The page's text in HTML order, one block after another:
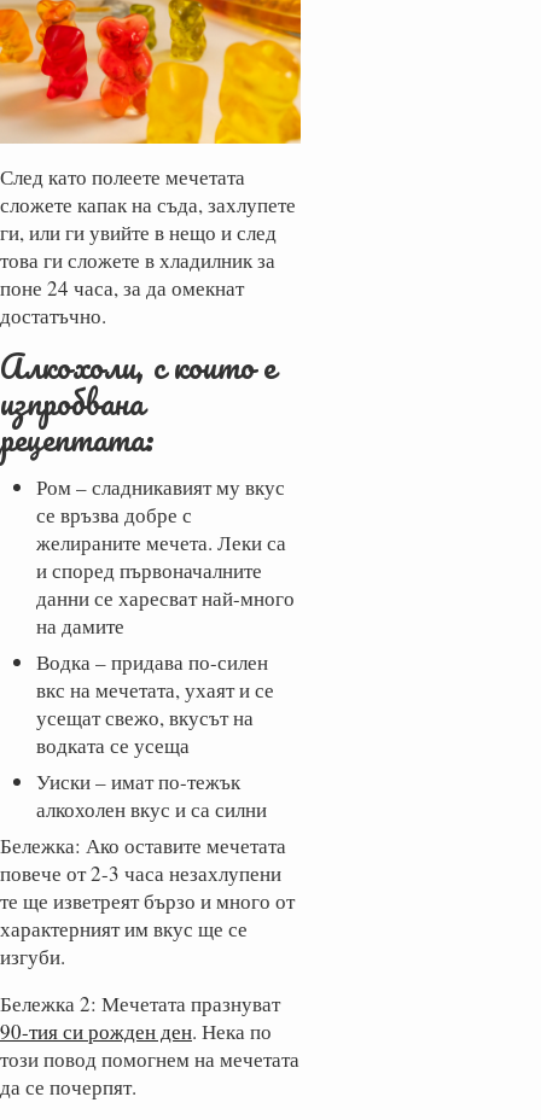
След като полеете мечетата
сложете капак на съда, захлупете
ги, или ги увийте в нещо и след
това ги сложете в хладилник за
поне 24 часа, за да омекнат
достатъчно.
Алкохоли, с които е
изпробвана
рецептата:
Ром – сладникавият му вкус
се връзва добре с
желираните мечета. Леки са
и според първоначалните
данни се харесват най-много
на дамите
Водка – придава по-силен
вкс на мечетата, ухаят и се
усещат свежо, вкусът на
водката се усеща
Уиски – имат по-тежък
алкохолен вкус и са силни
Бележка: Ако оставите мечетата
повече от 2-3 часа незахлупени
те ще изветреят бързо и много от
характерният им вкус ще се
изгуби.
Бележка 2: Мечетата празнуват
90-тия си рожден ден. Нека по
този повод помогнем на мечетата
да се почерпят.